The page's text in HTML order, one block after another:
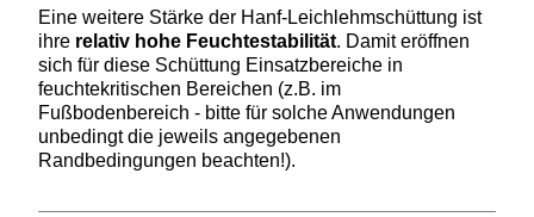
Eine weitere Stärke der Hanf-Leichlehmschüttung ist
ihre relativ hohe Feuchtestabilität. Damit eröffnen
sich für diese Schüttung Einsatzbereiche in
feuchtekritischen Bereichen (z.B. im
Fußbodenbereich - bitte für solche Anwendungen
unbedingt die jeweils angegebenen
Randbedingungen beachten!).